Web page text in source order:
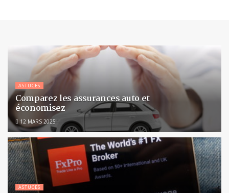
ASTUCES
Comparez les assurances auto et
économisez
12 MARS 2025
ASTUCES